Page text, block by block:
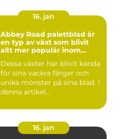
16. jan
Abbey Road palettblad är
en typ av växt som blivit
allt mer populär inom
Dessa växter har blivit kända
för sina vackra färger och
unika mönster på sina blad. I
denna artikel...
16. jan